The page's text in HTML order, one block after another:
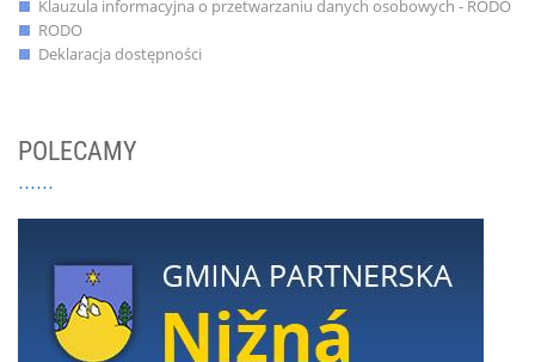
Klauzula informacyjna o przetwarzaniu danych osobowych - RODO
RODO
Deklaracja dostępności
POLECAMY